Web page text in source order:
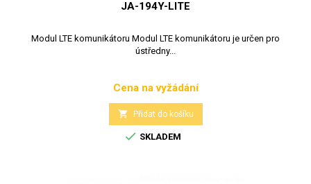
JA-194Y-LITE
Modul LTE komunikátoru Modul LTE komunikátoru je určen pro
ústředny...
Cena
Cena na vyžádání
 Přidat do košíku
 SKLADEM